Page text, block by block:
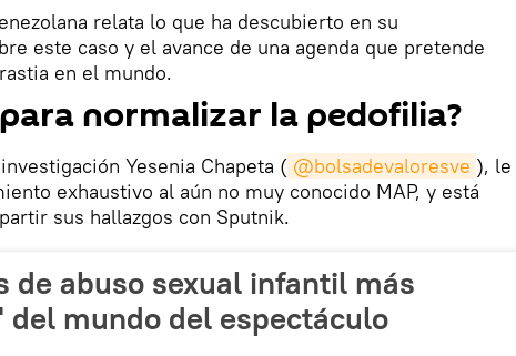
relata lo que ha descubierto en su
este caso y el avance de una agenda que pretende
en el mundo.
normalizar la pedofilia?
Yesenia Chapeta ( @bolsadevaloresve ), le
exhaustivo al aún no muy conocido MAP, y está
sus hallazgos con Sputnik.
de abuso sexual infantil más
del mundo del espectáculo